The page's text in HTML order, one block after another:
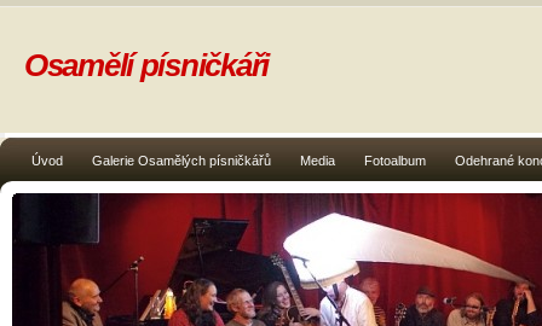
Úvod Galerie Osamělých písničkářů Media Fotoalbum Odehrané
Osamělí písničkáři